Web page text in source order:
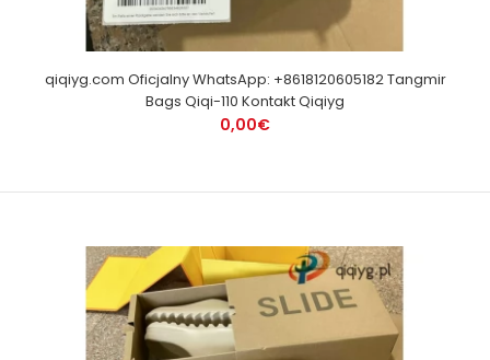
qiqiyg.com Oficjalny WhatsApp: +8618120605182 Tangmir
Bags Qiqi-110 Kontakt Qiqiyg
0,00€